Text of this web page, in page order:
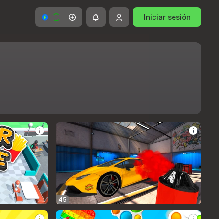
Iniciar sesión
45